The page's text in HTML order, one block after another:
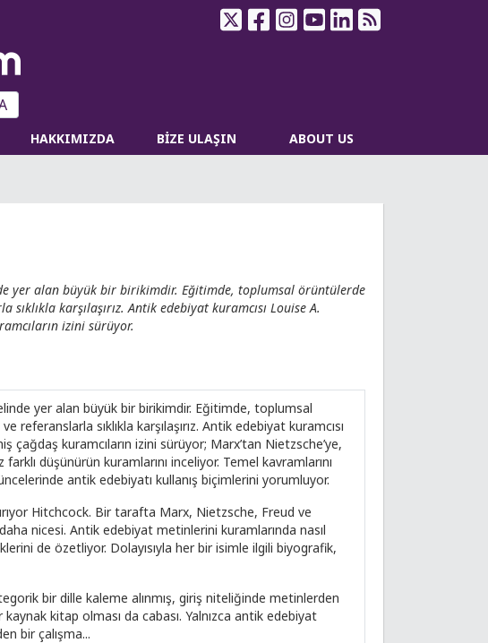
HAKKIMIZDA BİZE ULAŞIN ABOUT US
yer alan büyük bir birikimdir. Eğitimde, toplumsal örüntülerde
karşılaşırız. Antik edebiyat kuramcısı Louise A.
izini sürüyor.
yer alan büyük bir birikimdir. Eğitimde, toplumsal
sıklıkla karşılaşırız. Antik edebiyat kuramcısı
kuramcıların izini sürüyor; Marx’tan Nietzsche’ye,
düşünürün kuramlarını inceliyor. Temel kavramlarını
antik edebiyatı kullanış biçimlerini yorumluyor.
Hitchcock. Bir tarafta Marx, Nietzsche, Freud ve
nicesi. Antik edebiyat metinlerini kuramlarında nasıl
de özetliyor. Dolayısıyla her bir isimle ilgili biyografik,
bir dille kaleme alınmış, giriş niteliğinde metinlerden
kaynak kitap olması da cabası. Yalnızca antik edebiyat
bir çalışma...